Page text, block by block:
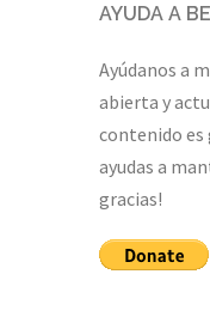
AYUDA A
Ayúdanos a
abierta y
contenido
ayudas a
gracias!